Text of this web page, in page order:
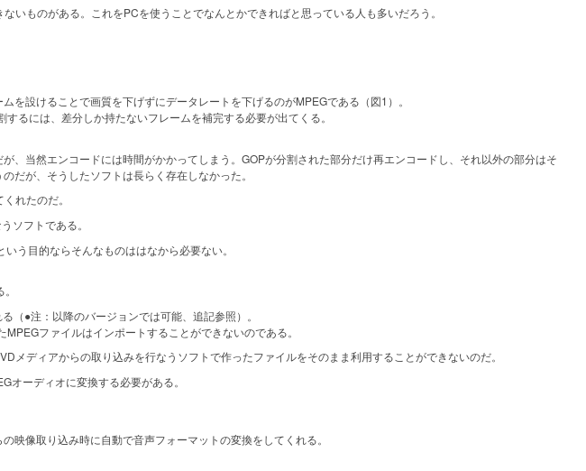
ものがある。これをPCを使うことでなんとかできればと思っている人も多いだろう。
設けることで画質を下げずにデータレートを下げるのがMPEGである（図1）。
るには、差分しか持たないフレームを補完する必要が出てくる。
、当然エンコードには時間がかかってしまう。GOPが分割された部分だけ再エンコードし、それ以外の部分はそ
だが、そうしたソフトは長らく存在しなかった。
れたのだ。
ソフトである。
う目的ならそんなものははなから必要ない。
●注：以降のバージョンでは可能、追記参照）。
ファイルはインポートすることができないのである。
ディアからの取り込みを行なうソフトで作ったファイルをそのまま利用することができないのだ。
ーディオに変換する必要がある。
像取り込み時に自動で音声フォーマットの変換をしてくれる。